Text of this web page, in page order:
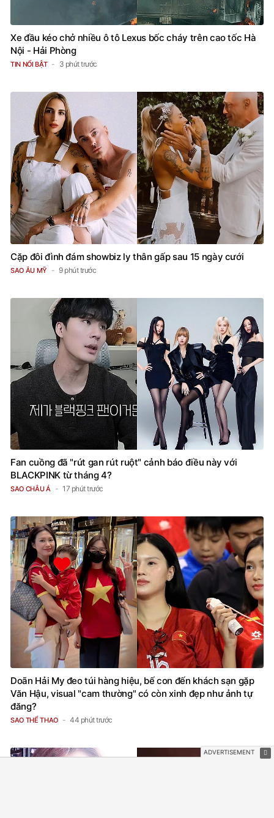
Xe đầu kéo chở nhiều ô tô Lexus bốc cháy trên cao tốc Hà
Nội - Hải Phòng
TIN NỔI BẬT 3 phút trước
Cặp đôi đình đám showbiz ly thân gấp sau 15 ngày cưới
SAO ÂU MỸ 9 phút trước
Fan cuồng đã "rút gan rút ruột" cảnh báo điều này với
BLACKPINK từ tháng 4?
SAO CHÂU Á 17 phút trước
Doãn Hải My đeo túi hàng hiệu, bế con đến khách sạn gặp
Văn Hậu, visual "cam thường" có còn xinh đẹp như ảnh tự
đăng?
SAO THỂ THAO 44 phút trước